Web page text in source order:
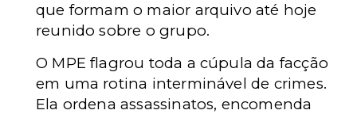
que formam o maior arquivo até hoje
reunido sobre o grupo.
O MPE flagrou toda a cúpula da facção
em uma rotina interminável de crimes.
Ela ordena assassinatos, encomenda